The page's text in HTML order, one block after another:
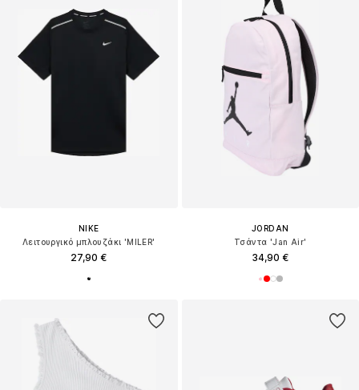
NIKE
Λειτουργικό μπλουζάκι 'MILER'
27,90 €
JORDAN
Τσάντα 'Jan Air'
34,90 €